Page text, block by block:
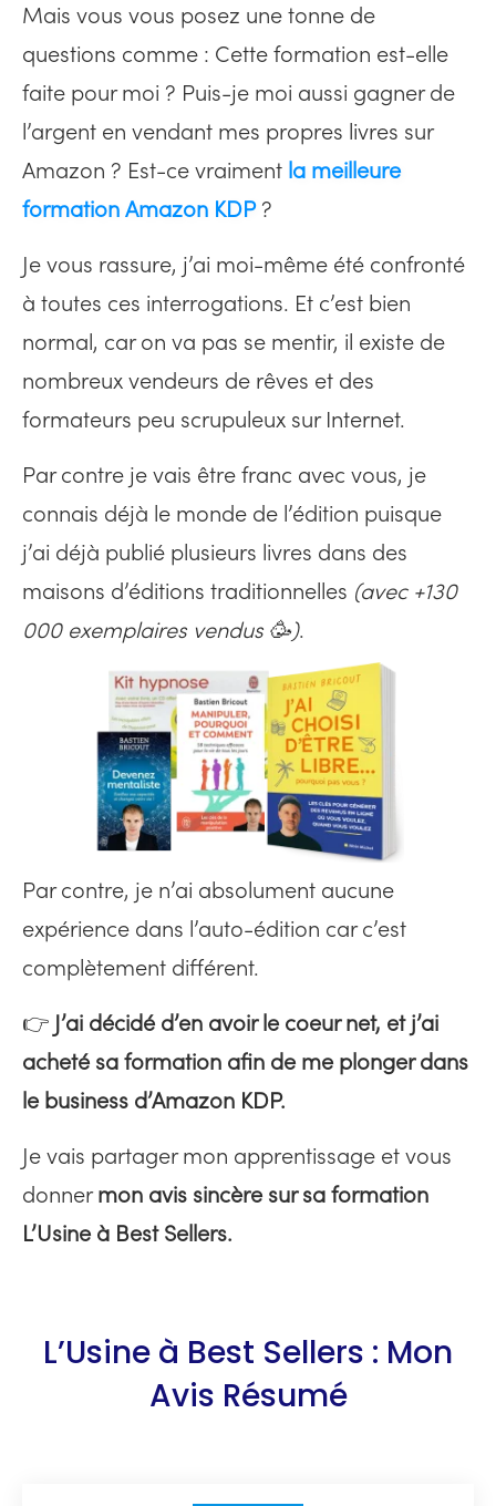
Mais vous vous posez une tonne de
questions comme : Cette formation est-elle
faite pour moi ? Puis-je moi aussi gagner de
l’argent en vendant mes propres livres sur
Amazon ? Est-ce vraiment la meilleure
formation Amazon KDP?
Je vous rassure, j’ai moi-même été confronté
à toutes ces interrogations. Et c’est bien
normal, car on va pas se mentir, il existe de
nombreux vendeurs de rêves et des
formateurs peu scrupuleux sur Internet.
Par contre je vais être franc avec vous, je
connais déjà le monde de l’édition puisque
j’ai déjà publié plusieurs livres dans des
maisons d’éditions traditionnelles (avec +130
000 exemplaires vendus 🥳).
Par contre, je n’ai absolument aucune
expérience dans l’auto-édition car c’est
complètement différent.
👉 J’ai décidé d’en avoir le coeur net, et j’ai
acheté sa formation afin de me plonger dans
le business d’Amazon KDP.
Je vais partager mon apprentissage et vous
donnermon avis sincère sur sa formation
L’Usine à Best Sellers.
L’Usine à Best Sellers : Mon
Avis Résumé